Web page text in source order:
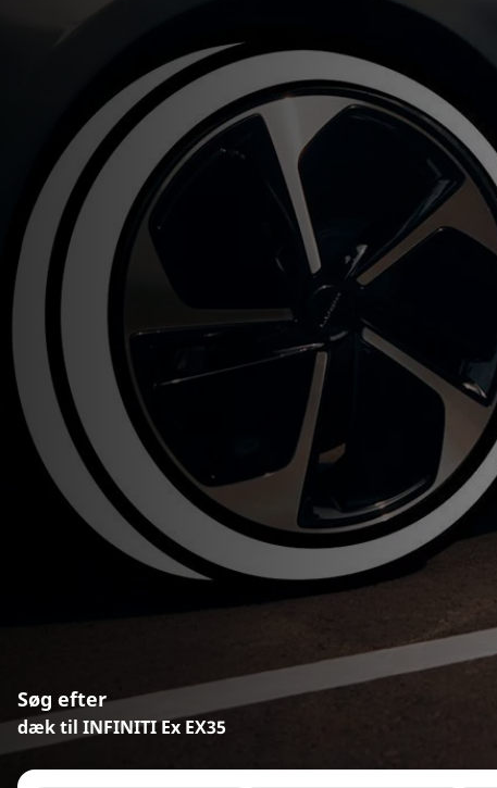
Søg efter
dæk til INFINITI Ex EX35